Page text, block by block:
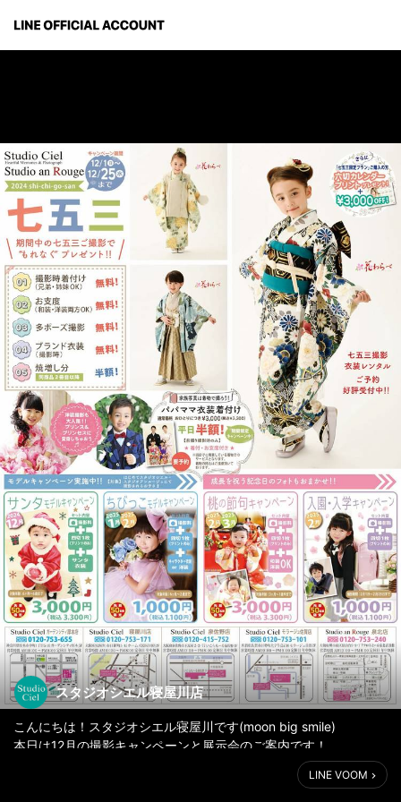
スタジオシエル寝屋川店
こんにちは！スタジオシエル寝屋川です(moon big smile)
本日は12月の撮影キャンペーンと展示会のご案内です！
今月も七五三のキャンペーン開催中です！(sparkle)
LINE VOOM